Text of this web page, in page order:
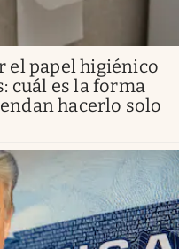
el papel higiénico
cuál es la forma
hacerlo solo